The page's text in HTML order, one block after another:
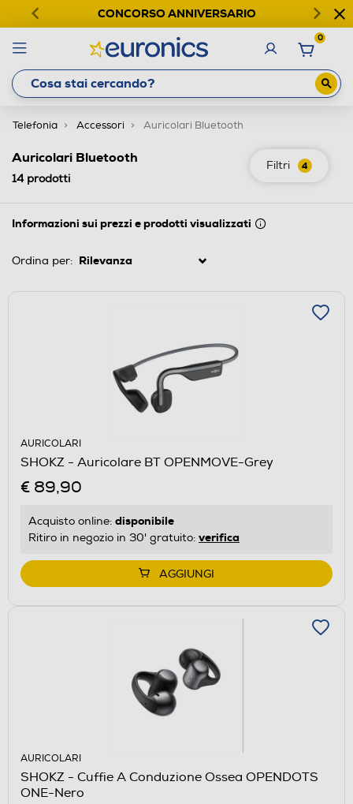
CONCORSO ANNIVERSARIO
0
Telefonia Accessori Auricolari Bluetooth
Filtri 4
Auricolari Bluetooth
14prodotti
Informazioni sui prezzi e prodotti visualizzati
Ordina per:
AURICOLARI
SHOKZ - Auricolare BT OPENMOVE-Grey
€ 89,90
Acquisto online: disponibile
Ritiro in negozio in 30' gratuito: verifica
AGGIUNGI
AURICOLARI
SHOKZ - Cuffie A Conduzione Ossea OPENDOTS
ONE-Nero